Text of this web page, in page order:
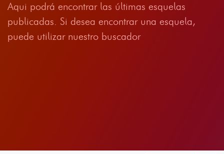
Aqui podrá encontrar las últimas esquelas
publicadas. Si desea encontrar una esquela,
puede utilizar nuestro buscador